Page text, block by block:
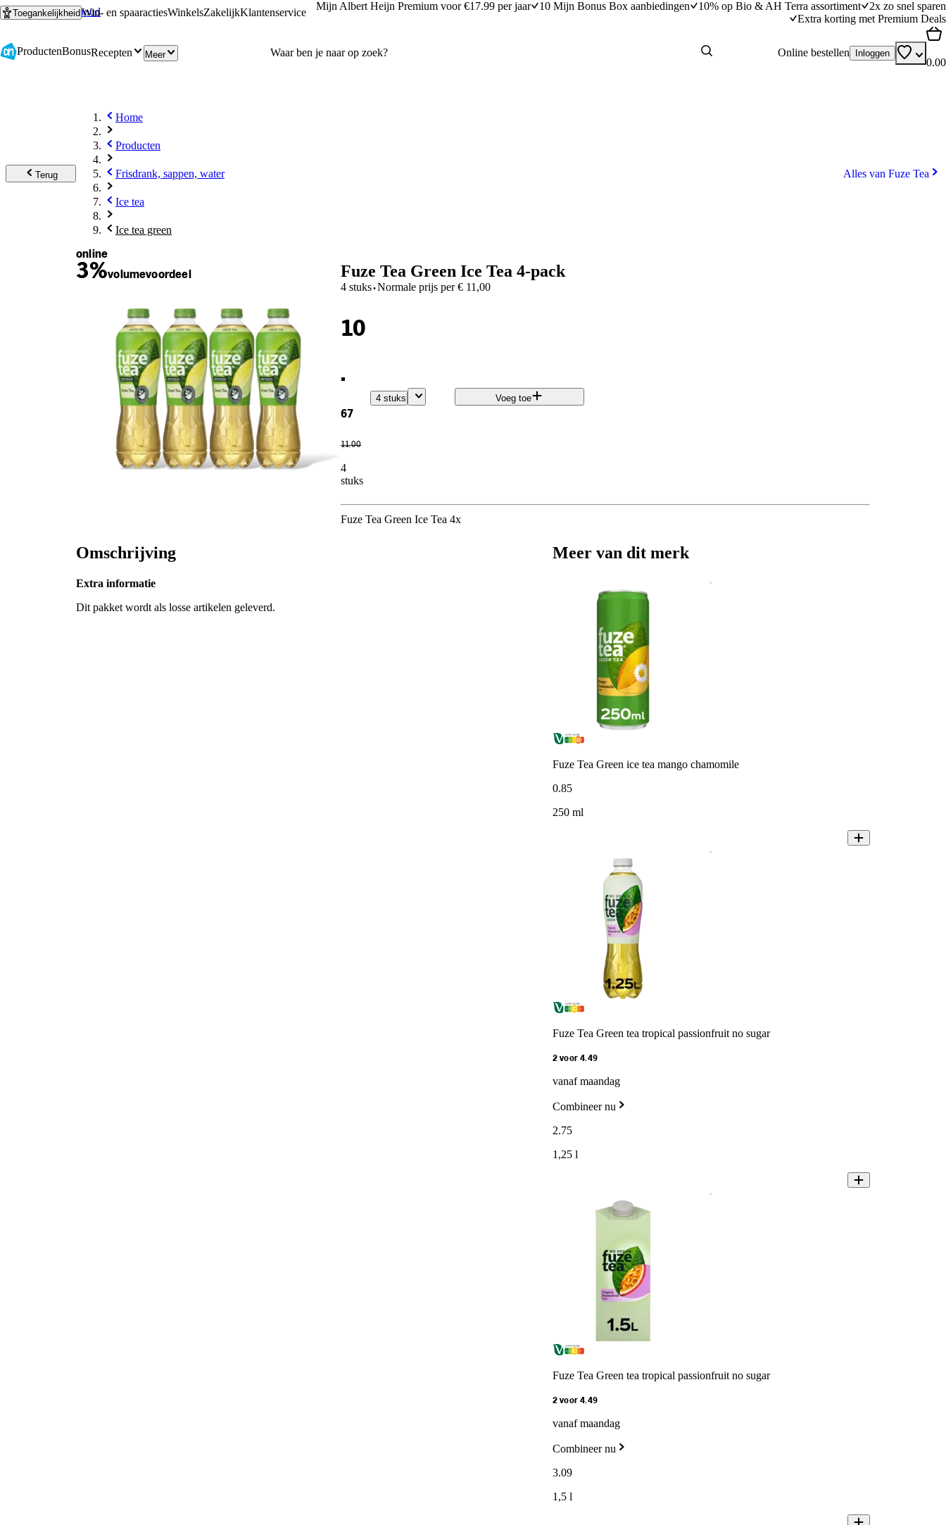
Ga naar hoofdinhoud
Ga naar zoeken
ToegankelijkheidWin- en spaaractiesWinkelsZakelijkKlantenservice
Mijn Albert Heijn Premium voor €17.99 per jaar 10 Mijn Bonus Box aanbiedingen 10% op Bio & AH Terra assortiment
2x zo snel sparen
Extra korting met Premium Deals
ProductenBonusRecepten Meer Online bestellen Inloggen
0.00
Terug
Home
Producten
Frisdrank, sappen, water
Ice tea
Ice tea green
Alles van Fuze Tea
online
3%volumevoordeel Fuze Tea Green Ice Tea 4-pack
4 stuks·Normale prijs per € 11,00
10
.
67
11.00
4
stuks
4 stuks Voeg toe
Fuze Tea Green Ice Tea 4x
Omschrijving
Extra informatie
Dit pakket wordt als losse artikelen geleverd.
Meer van dit merk
Fuze Tea Green ice tea mango chamomile
0.85
250 ml
Fuze Tea Green tea tropical passionfruit no sugar
2 voor 4.49
vanaf maandag
Combineer nu
2.75
1,25 l
Fuze Tea Green tea tropical passionfruit no sugar
2 voor 4.49
vanaf maandag
Combineer nu
3.09
1,5 l